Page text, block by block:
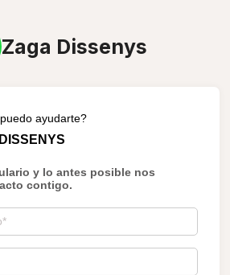
Zaga Dissenys
ayudarte?
y lo antes posible nos
contigo.